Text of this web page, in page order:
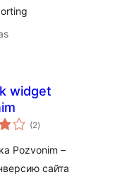
widget
(2avaliações
totais
)
Pozvonim –
сайта